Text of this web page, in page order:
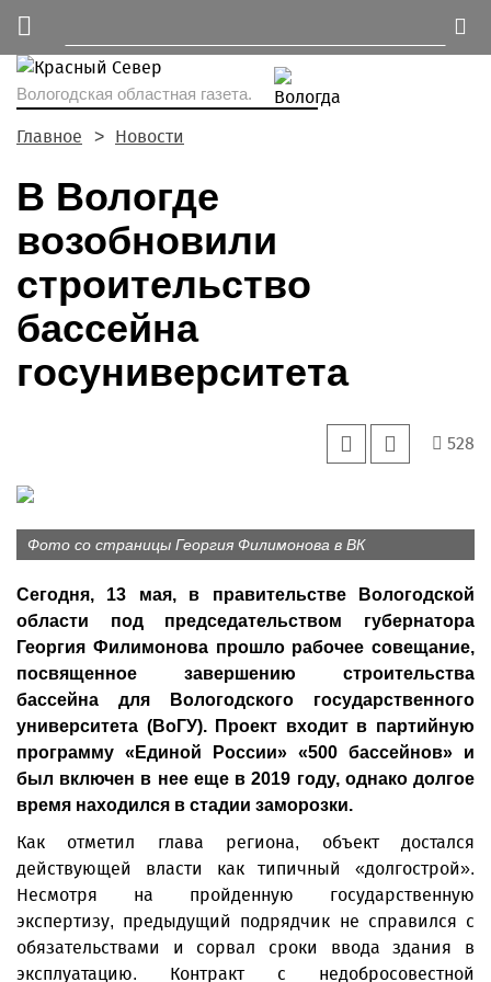
Вологодская областная газета.
Главное Новости
В Вологде
возобновили
строительство
бассейна
госуниверситета
528
Фото со страницы Георгия Филимонова в ВК
Сегодня, 13 мая, в правительстве Вологодской
области под председательством губернатора
Георгия Филимонова прошло рабочее совещание,
посвященное завершению строительства
бассейна для Вологодского государственного
университета (ВоГУ). Проект входит в партийную
программу «Единой России» «500 бассейнов» и
был включен в нее еще в 2019 году, однако долгое
время находился в стадии заморозки.
Как отметил глава региона, объект достался
действующей власти как типичный «долгострой».
Несмотря на пройденную государственную
экспертизу, предыдущий подрядчик не справился с
обязательствами и сорвал сроки ввода здания в
эксплуатацию. Контракт с недобросовестной